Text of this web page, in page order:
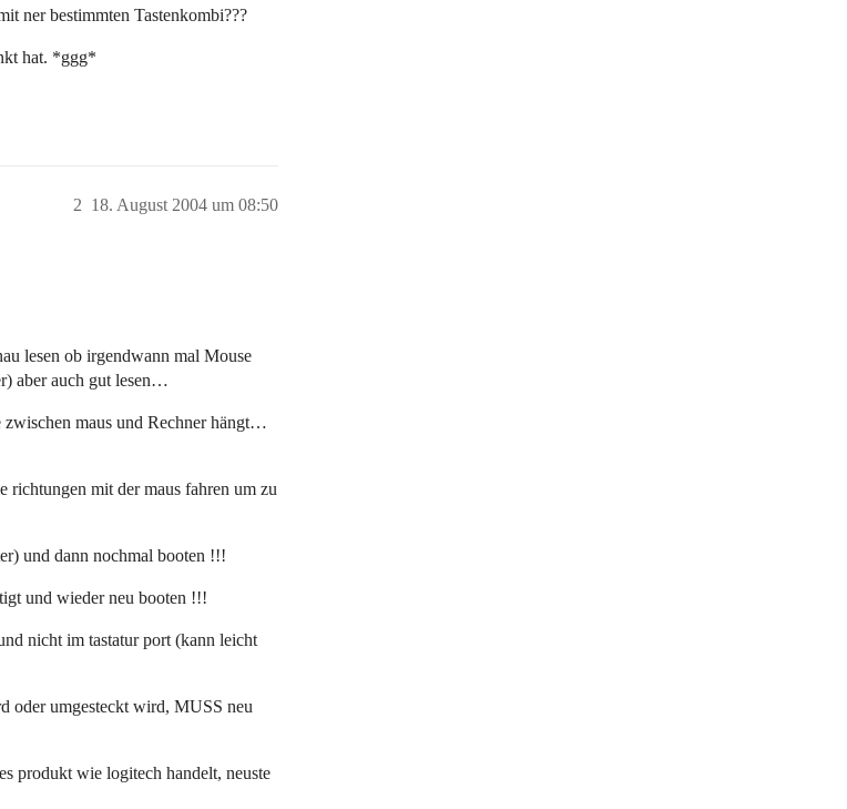
ner bestimmten Tastenkombi???
hat. *ggg*
18. August 2004 um 08:50
2
lesen ob irgendwann mal Mouse
aber auch gut lesen…
zwischen maus und Rechner hängt…
richtungen mit der maus fahren um zu
und dann nochmal booten !!!
und wieder neu booten !!!
nicht im tastatur port (kann leicht
oder umgesteckt wird, MUSS neu
produkt wie logitech handelt, neuste